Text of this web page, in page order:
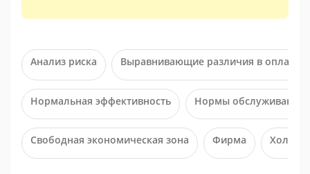
Анализ риска Выравнивающие различия в оплате
Нормальная эффективность Нормы обслуживания
Свободная экономическая зона Фирма